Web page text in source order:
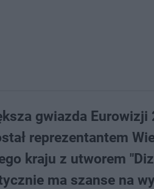
gwiazda Eurowizji
reprezentantem
kraju z utworem
ma szanse na